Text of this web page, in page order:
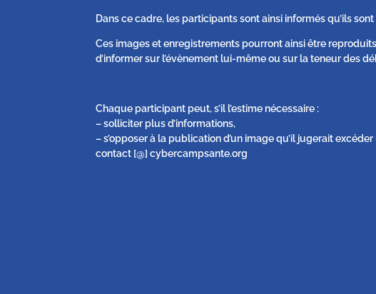
Dans ce cadre, les participants sont ainsi informés qu’ils
Ces images et enregistrements pourront ainsi être
d’informer sur l’évènement lui-même ou sur la teneur des
Chaque participant peut, s’il l’estime nécessaire :
– solliciter plus d’informations,
– s’opposer à la publication d’un image qu’il jugerait
contact [@] cybercampsante.org